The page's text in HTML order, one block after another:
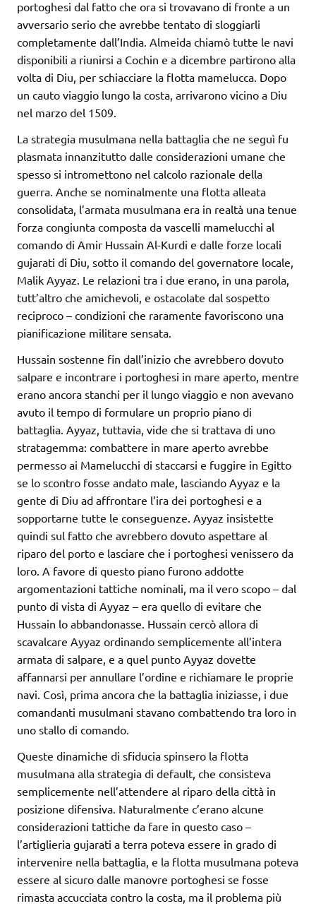
portoghesi dal fatto che ora si trovavano di fronte a un
avversario serio che avrebbe tentato di sloggiarli
completamente dall’India. Almeida chiamò tutte le navi
disponibili a riunirsi a Cochin e a dicembre partirono alla
volta di Diu, per schiacciare la flotta mamelucca. Dopo
un cauto viaggio lungo la costa, arrivarono vicino a Diu
nel marzo del 1509.
La strategia musulmana nella battaglia che ne seguì fu
plasmata innanzitutto dalle considerazioni umane che
spesso si intromettono nel calcolo razionale della
guerra. Anche se nominalmente una flotta alleata
consolidata, l’armata musulmana era in realtà una tenue
forza congiunta composta da vascelli mamelucchi al
comando di Amir Hussain Al-Kurdi e dalle forze locali
gujarati di Diu, sotto il comando del governatore locale,
Malik Ayyaz. Le relazioni tra i due erano, in una parola,
tutt’altro che amichevoli, e ostacolate dal sospetto
reciproco – condizioni che raramente favoriscono una
pianificazione militare sensata.
Hussain sostenne fin dall’inizio che avrebbero dovuto
salpare e incontrare i portoghesi in mare aperto, mentre
erano ancora stanchi per il lungo viaggio e non avevano
avuto il tempo di formulare un proprio piano di
battaglia. Ayyaz, tuttavia, vide che si trattava di uno
stratagemma: combattere in mare aperto avrebbe
permesso ai Mamelucchi di staccarsi e fuggire in Egitto
se lo scontro fosse andato male, lasciando Ayyaz e la
gente di Diu ad affrontare l’ira dei portoghesi e a
sopportarne tutte le conseguenze. Ayyaz insistette
quindi sul fatto che avrebbero dovuto aspettare al
riparo del porto e lasciare che i portoghesi venissero da
loro. A favore di questo piano furono addotte
argomentazioni tattiche nominali, ma il vero scopo – dal
punto di vista di Ayyaz – era quello di evitare che
Hussain lo abbandonasse. Hussain cercò allora di
scavalcare Ayyaz ordinando semplicemente all’intera
armata di salpare, e a quel punto Ayyaz dovette
affannarsi per annullare l’ordine e richiamare le proprie
navi. Così, prima ancora che la battaglia iniziasse, i due
comandanti musulmani stavano combattendo tra loro in
uno stallo di comando.
Queste dinamiche di sfiducia spinsero la flotta
musulmana alla strategia di default, che consisteva
semplicemente nell’attendere al riparo della città in
posizione difensiva. Naturalmente c’erano alcune
considerazioni tattiche da fare in questo caso –
l’artiglieria gujarati a terra poteva essere in grado di
intervenire nella battaglia, e la flotta musulmana poteva
essere al sicuro dalle manovre portoghesi se fosse
rimasta accucciata contro la costa, ma il problema più